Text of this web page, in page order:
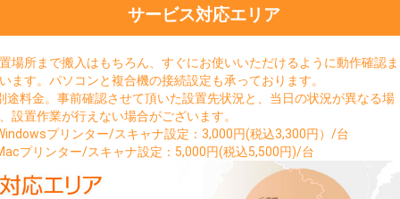
サービス対応エリア
場所まで搬入はもちろん、すぐにお使いいただけるように動作確認
ます。パソコンと複合機の接続設定も承っております。
途料金。事前確認させて頂いた設置先状況と、当日の状況が異なる場
設置作業が行えない場合がございます。
プリンター/スキャナ設定：3,000円(税込3,300円）/台
プリンター/スキャナ設定：5,000円(税込5,500円)/台